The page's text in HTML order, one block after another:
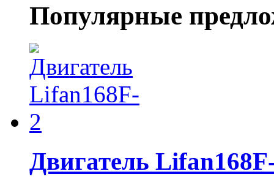
Популярные
Двигатель